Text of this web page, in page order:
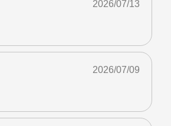
2026/07/13
2026/07/09